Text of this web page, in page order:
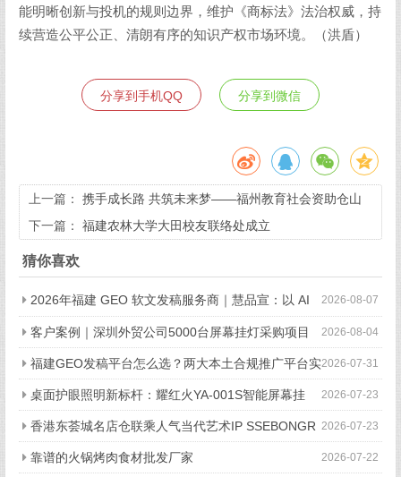
能明晰创新与投机的规则边界，维护《商标法》法治权威，持
续营造公平公正、清朗有序的知识产权市场环境。（洪盾）
分享到手机QQ 分享到微信
上一篇： 携手成长路 共筑未来梦——福州教育社会资助仓山
行活动在洪塘小学举行
下一篇： 福建农林大学大田校友联络处成立
猜你喜欢
2026-08-07
2026年福建 GEO 软文发稿服务商｜慧品宣：以 AI
技术赋能品牌全域传播 2026-08-04
客户案例｜深圳外贸公司5000台屏幕挂灯采购项目
顺利完成 2026-07-31
福建GEO发稿平台怎么选？两大本土合规推广平台实
测推荐 2026-07-23
桌面护眼照明新标杆：耀红火YA-001S智能屏幕挂
灯，办公电竞全场景适配 2026-07-23
香港东荟城名店仓联乘人气当代艺术IP SSEBONGR
AMA 携手打造全球首个「躺平一『夏』」联名企划 2026-07-22
靠谱的火锅烤肉食材批发厂家